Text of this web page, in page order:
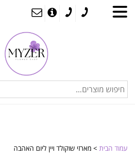
עמוד הבית > מארזי שוקולד ויין ליום האהבה